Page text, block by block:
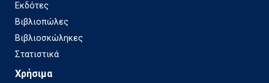
Εκδότες
Βιβλιοπώλες
Βιβλιοσκώληκες
Στατιστικά
Χρήσιμα